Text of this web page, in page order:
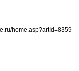
home.asp?artId=8359